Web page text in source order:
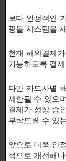
-S6K1과 4E-
-운동 중 근육
공급
-피테로스틸벤
복용 방법:
SizeOn은 찬물
에 복용하여 주
운동을하면서
보다 안정적인
핑몰 시스템을
현재 해외결제
가능하도록 결
다만 카드사별
제한될 수 있으
결제가 정상 승
부탁드릴 수 있
앞으로 더욱 안
적으로 개선해